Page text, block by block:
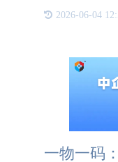
仔细考虑的因素
2026-06-04
一物一码